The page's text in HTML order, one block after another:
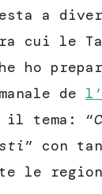
a
cui le
ho
de
il tema: “
” con
le